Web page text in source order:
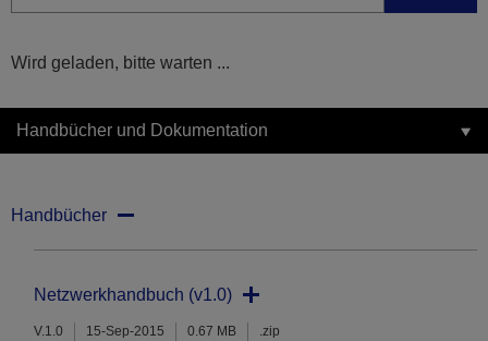
Wird geladen, bitte warten ...
Handbücher und Dokumentation
Handbücher
Netzwerkhandbuch (v1.0)
V.1.0 15-Sep-2015 0.67 MB .zip